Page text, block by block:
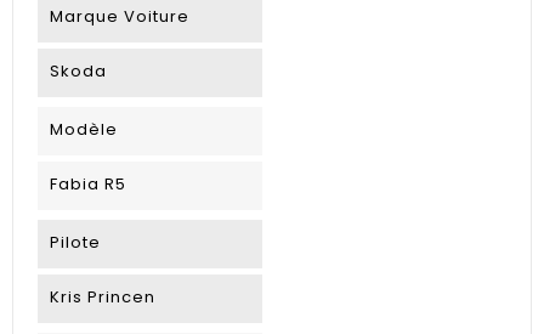
Marque Voiture
Skoda
Modèle
Fabia R5
Pilote
Kris Princen